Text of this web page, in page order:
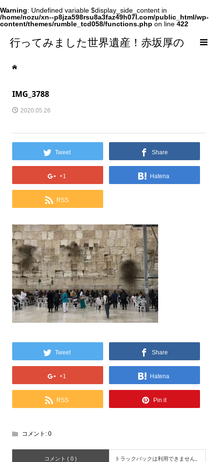
Warning: Undefined variable $display_side_content in
/home/nozu/xn--p8jza598rsu8a3faz49h07l.com/public_html/wp-
content/themes/rumble_tcd058/functions.php on line 422
行ってみました世界遺産！赤坂厚の
world Heritage
IMG_3788
2020.05.26
Tweet Share
+1 Hatena
RSS
Tweet Share
+1 Hatena
RSS Pin it
コメント: 0
コメント ( 0 ) トラックバックは利用できません。